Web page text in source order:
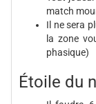
match
Il ne sera
la zone
phasique)
Étoile du